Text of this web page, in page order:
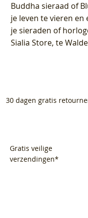
Buddha sieraad of
je leven te vieren
je sieraden of
Sialia Store, te
30 dagen gratis
Gratis veilige
verzendingen*